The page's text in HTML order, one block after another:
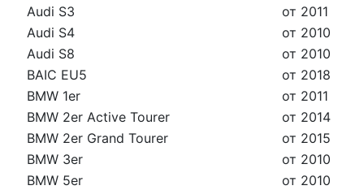
Audi S3
от 2011
Audi S4
от 2010
Audi S8
от 2010
BAIC EU5
от 2018
BMW 1er
от 2011
BMW 2er Active Tourer
от 2014
BMW 2er Grand Tourer
от 2015
BMW 3er
от 2010
BMW 5er
от 2010